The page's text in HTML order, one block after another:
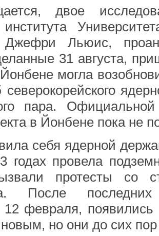
двое
института
Льюис,
31 августа,
могла
пара.
в Йонбене пока не
себя ядерной
годах провела
протесты со
После
12 февраля,
новым, но они до сих